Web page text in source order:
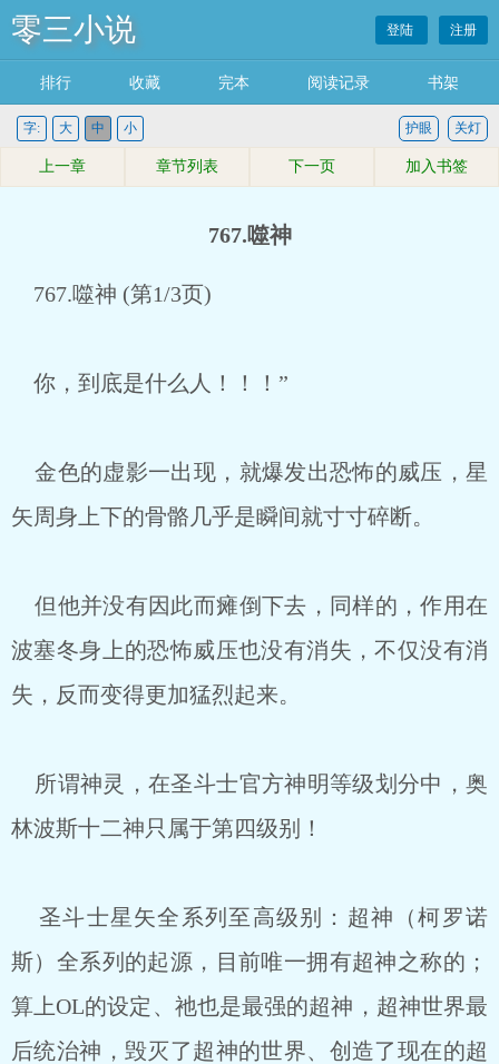
零三小说 登陆 注册
排行 收藏 完本 阅读记录 书架
字: 大 中 小 关灯
护眼
上一章 章节列表 下一页 加入书签
767.噬神
767.噬神 (第1/3页)
你，到底是什么人！！！”
金色的虚影一出现，就爆发出恐怖的威压，星
矢周身上下的骨骼几乎是瞬间就寸寸碎断。
但他并没有因此而瘫倒下去，同样的，作用在
波塞冬身上的恐怖威压也没有消失，不仅没有消
失，反而变得更加猛烈起来。
所谓神灵，在圣斗士官方神明等级划分中，奥
林波斯十二神只属于第四级别！
圣斗士星矢全系列至高级别：超神（柯罗诺
斯）全系列的起源，目前唯一拥有超神之称的；
算上OL的设定、祂也是最强的超神，超神世界最
后统治神，毁灭了超神的世界、创造了现在的超